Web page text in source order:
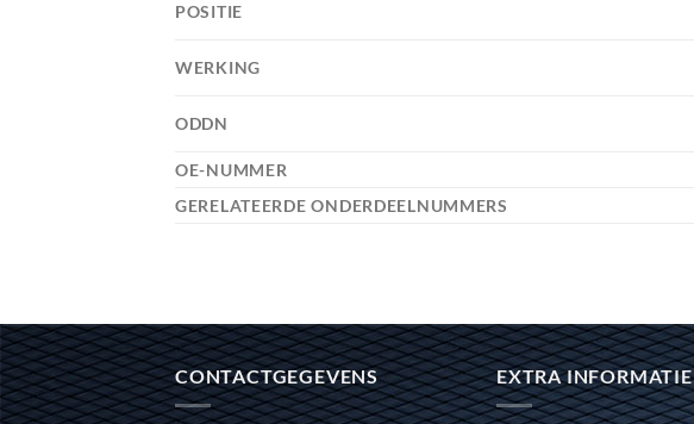
POSITIE
WERKING
ODDN
OE-NUMMER
GERELATEERDE ONDERDEELNUMMERS
CONTACTGEGEVENS EXTRA INFORMATIE